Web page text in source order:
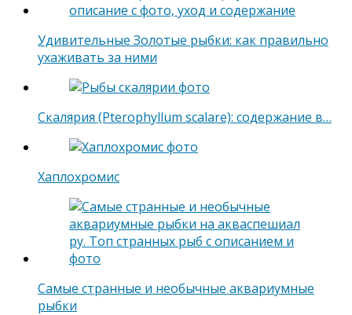
Удивительные Золотые рыбки: как правильно
ухаживать за ними
Скалярия (Pterophyllum scalare): содержание в…
Хаплохромис
Самые странные и необычные аквариумные
рыбки